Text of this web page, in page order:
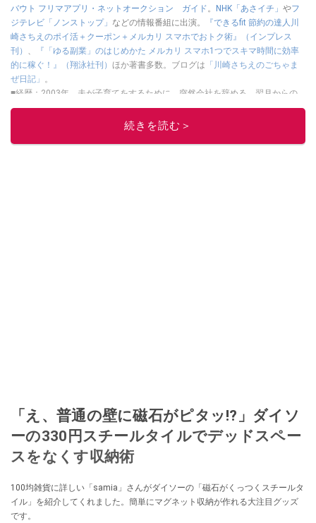
バウト フリマアプリ・ネットオークション ガイド 。 NHK「あさイチ」 やフ
ジテレビ「ノンストップ」 などの情報番組に出演。
『できるfit 節約の達人川
崎さちえのポイ活＋クーポン＋メルカリ スマホでおトク術』（インプレス
刊）
『「ゆる副業」のはじめかた メルカリ スマホ1つでスキマ時間に効率
的に稼ぐ！』（翔泳社刊） ほか著書多数。ブログは 「川崎さちえのごちゃま
ぜ日記」
。
■経歴：2003年、夫が子育てをするために、突然会社を辞める。翌月からの
給料が０円になり、家にいながら、しかも空いた時間でできるオークション
に目をつける。しかし、取引の仕方がわからずに、まずは落札者として参
続きを読む＞
「え、普通の壁に磁石がピタッ!?」ダイソ
ーの330円スチールタイルでデッドスペー
スをなくす収納術
100均雑貨に詳しい「samia」さんがダイソーの「磁石がくっつくスチールタ
イル」を紹介してくれました。簡単にマグネット収納が作れる大注目グッズ
です。